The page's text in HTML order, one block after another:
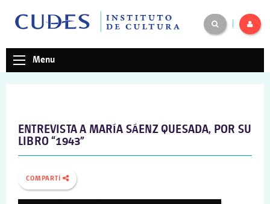
Menu
ENTREVISTA A MARÍA SÁENZ QUESADA, POR SU
LIBRO “1943”
COMPARTÍ